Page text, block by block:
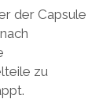
der Capsule
zu